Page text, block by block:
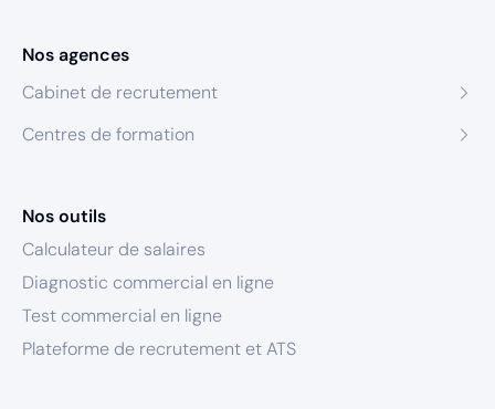
Nos agences
Cabinet de recrutement
Centres de formation
Nos outils
Calculateur de salaires
Diagnostic commercial en ligne
Test commercial en ligne
Plateforme de recrutement et ATS